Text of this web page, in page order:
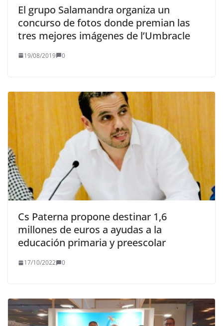
El grupo Salamandra organiza un
concurso de fotos donde premian las
tres mejores imágenes de l’Umbracle
19/08/2019 0
Cs Paterna propone destinar 1,6
millones de euros a ayudas a la
educación primaria y preescolar
17/10/2022 0